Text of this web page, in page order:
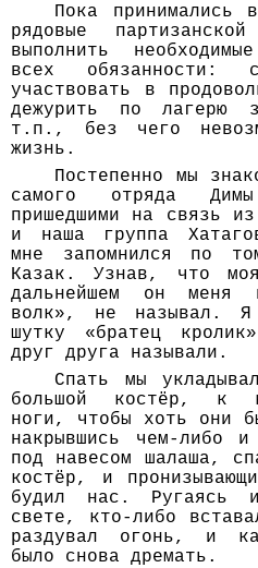
Пока принимались
рядовые
выполнить
всех обязанности:
участвовать в
дежурить по лагерю
т.п., без чего
жизнь.
Постепенно мы
самого отряда
пришедшими на связь
и наша группа
мне запомнился по
Казак. Узнав, что
дальнейшем он меня
волк», не называл.
шутку «братец
друг друга называли.
Спать мы
большой костёр, к
ноги, чтобы хоть они
накрывшись чем-либо и
под навесом шалаша,
костёр, и
будил нас. Ругаясь
свете, кто-либо
раздувал огонь, и
было снова дремать.